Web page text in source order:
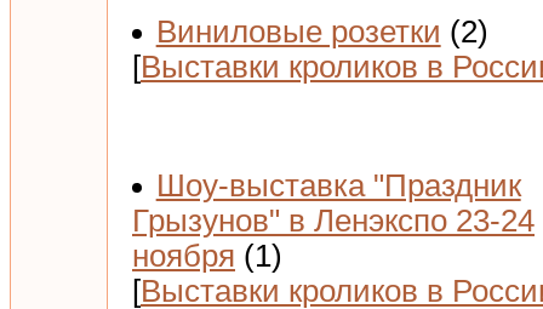
Виниловые розетки (2)
[Выставки кроликов в
Шоу-выставка "Праздник
Грызунов" в Ленэкспо 23-24
ноября (1)
[Выставки кроликов в